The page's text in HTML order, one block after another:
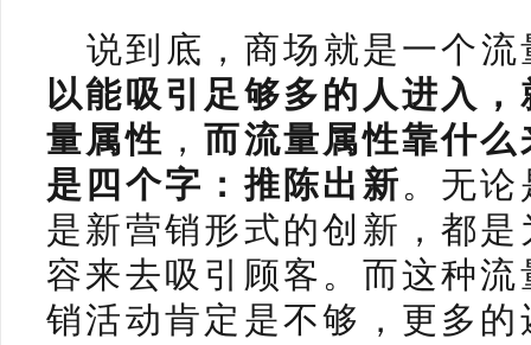
说到底，商场就是一个
以能吸引足够多的人进入
量属性 ，而流量属性靠什
是四个字：推陈出新。无
是新营销形式的创新，都
容来去吸引顾客。而这种
销活动肯定是不够，更多